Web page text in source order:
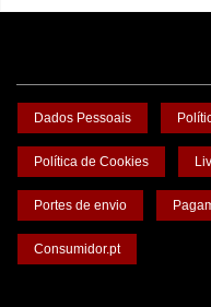
Dados Pessoais
Política de Cookies
Portes de envio
Consumidor.pt